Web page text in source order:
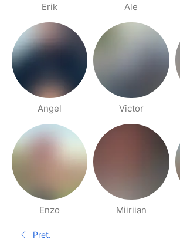
Erik Ale
Angel Victor
Enzo Miiriian
Stranice Ljudi u blizini
Prethodna stranica
Pret.